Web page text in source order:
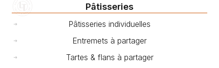
Pâtisseries
Pâtisseries individuelles
Entremets à partager
Tartes & flans à partager